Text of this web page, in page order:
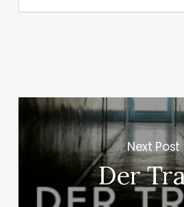
Next Post
Der